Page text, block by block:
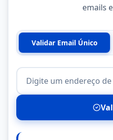
emails
Validar Email Único